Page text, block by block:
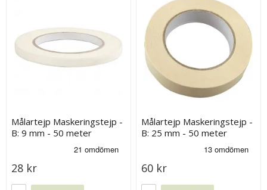
Målartejp Maskeringstejp -
B: 9 mm - 50 meter
28 kr
Målartejp Maskeringstejp -
B: 25 mm - 50 meter
60 kr